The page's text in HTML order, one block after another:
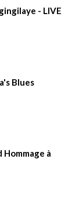
- LIVE
Blues
Hommage à